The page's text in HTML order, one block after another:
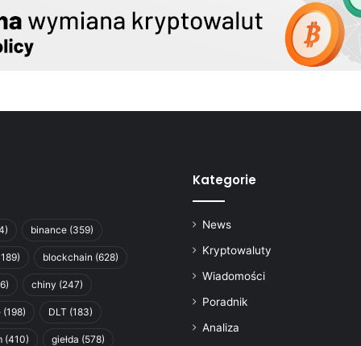
binance (359)
blockchain (628)
chiny (247)
(198) DLT (183)
(410) giełda (578)
Kategorie
News
Kryptowaluty
Wiadomości
Poradnik
Analiza